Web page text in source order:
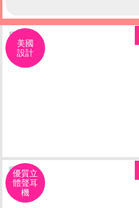
美國
設計
優質立
體聲耳
機